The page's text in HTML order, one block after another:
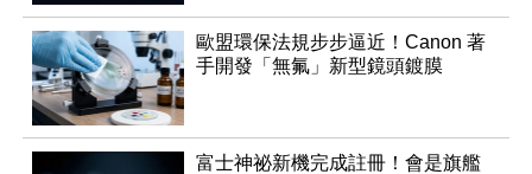
歐盟環保法規步步逼近！Canon 著
手開發「無氟」新型鏡頭鍍膜
富士神祕新機完成註冊！會是旗艦